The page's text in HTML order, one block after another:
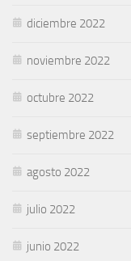
diciembre 2022
noviembre 2022
octubre 2022
septiembre 2022
agosto 2022
julio 2022
junio 2022